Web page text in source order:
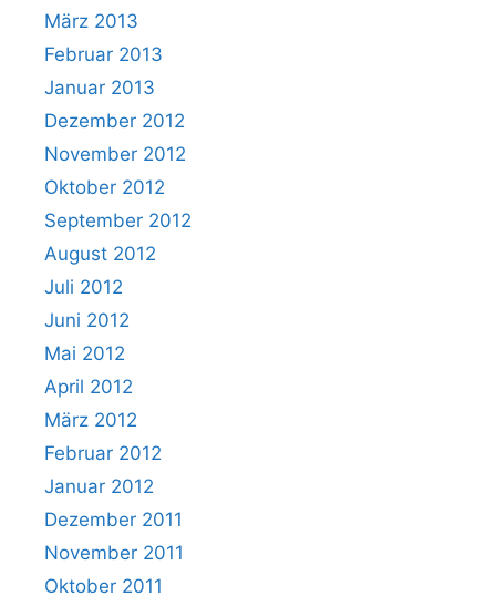
März 2013
Februar 2013
Januar 2013
Dezember 2012
November 2012
Oktober 2012
September 2012
August 2012
Juli 2012
Juni 2012
Mai 2012
April 2012
März 2012
Februar 2012
Januar 2012
Dezember 2011
November 2011
Oktober 2011